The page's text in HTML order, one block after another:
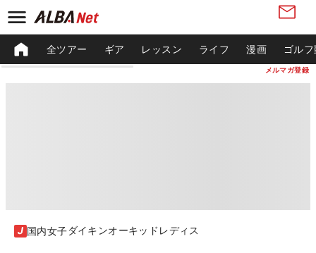
メルマガ登録
全ツアー ギア レッスン ライフ 漫画 ゴル
国内女子ダイキンオーキッドレディス